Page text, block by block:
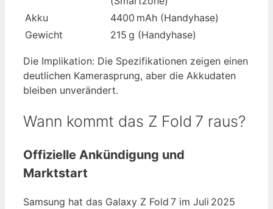
Akku
4400 mAh (Handyhase)
Gewicht
215 g (Handyhase)
Die Implikation: Die Spezifikationen zeigen einen
deutlichen Kamerasprung, aber die Akkudaten
bleiben unverändert.
Wann kommt das Z Fold 7 raus?
Offizielle Ankündigung und
Marktstart
Samsung hat das Galaxy Z Fold 7 im Juli 2025